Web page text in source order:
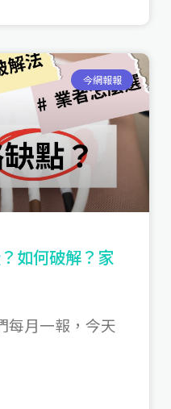
今網報報
如何破解？家
每月一報，今天